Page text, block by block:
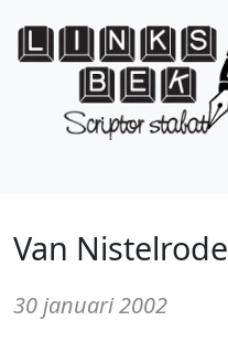
Van Nistelrode
30 januari 2002